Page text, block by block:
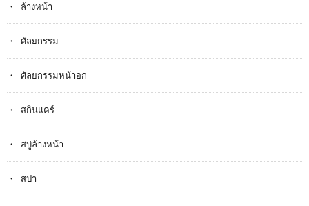
ล้างหน้า
ศัลยกรรม
ศัลยกรรมหน้าอก
สกินแคร์
สบู่ล้างหน้า
สปา